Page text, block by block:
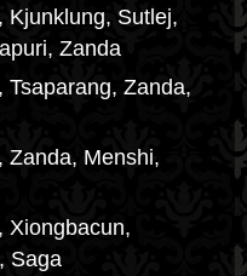
Kjunklung, Sutlej,
Zanda
Zanda,
Zanda, Menshi,
Xiongbacun,
Saga